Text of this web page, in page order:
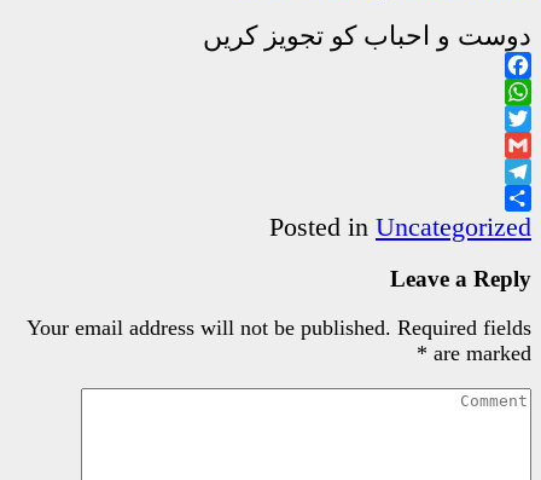
کریں
Your email address will not be